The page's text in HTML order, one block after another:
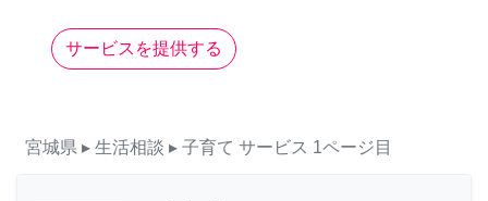
サービスを提供する
宮城県 ▸ 生活相談 ▸ 子育て サービス 1ページ目